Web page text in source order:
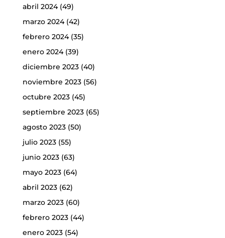
abril 2024(49)
marzo 2024(42)
febrero 2024(35)
enero 2024(39)
diciembre 2023(40)
noviembre 2023(56)
octubre 2023(45)
septiembre 2023(65)
agosto 2023(50)
julio 2023(55)
junio 2023(63)
mayo 2023(64)
abril 2023(62)
marzo 2023(60)
febrero 2023(44)
enero 2023(54)